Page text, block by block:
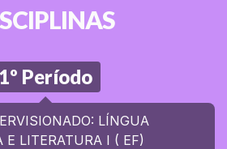
1º Período
LÍNGUA
E LITERATURA I ( EF)